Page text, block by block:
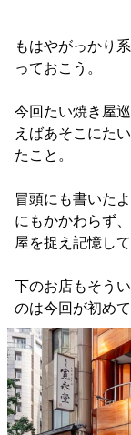
もはやがっかり
っておこう。
今回たい焼き屋
えばあそこにた
たこと。
冒頭にも書いた
にもかかわらず
屋を捉え記憶し
下のお店もそう
のは今回が初めて